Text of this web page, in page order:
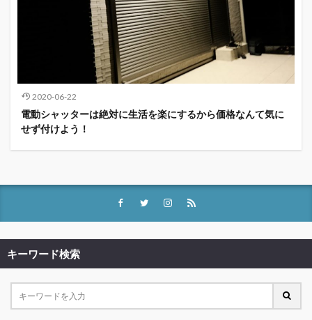
2020-06-22
電動シャッターは絶対に生活を楽にするから価格なんて気に
せず付けよう！
キーワード検索